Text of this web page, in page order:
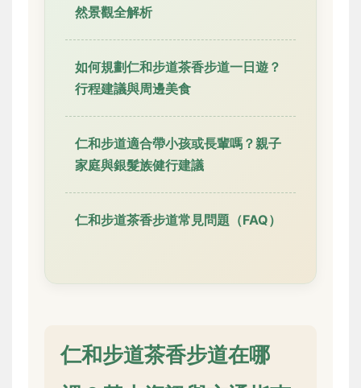
然景觀全解析
如何規劃仁和步道茶香步道一日遊？
行程建議與周邊美食
仁和步道適合帶小孩或長輩嗎？親子
家庭與銀髮族健行建議
仁和步道茶香步道常見問題（FAQ）
仁和步道茶香步道在哪